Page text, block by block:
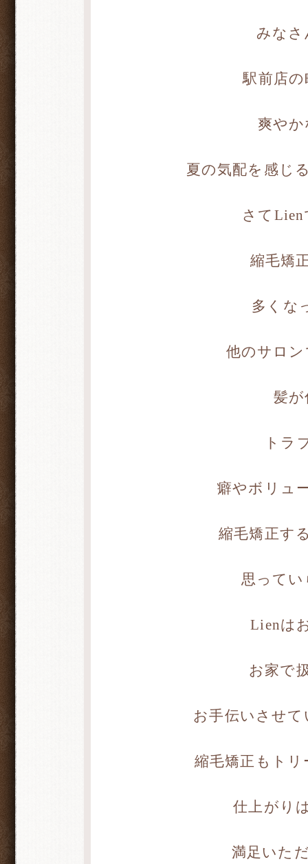
みな
駅前店
爽や
夏の気配を感じ
さて
縮毛矯
多くな
他のサロ
髪
トラ
癖やボリュ
縮毛矯正す
思って
Lienは
お家で
お手伝いさせ
縮毛矯正もト
仕上がり
満足いた